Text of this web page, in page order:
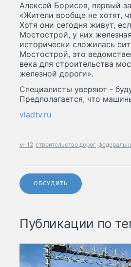
Алексей Борисов, первый
«Жители вообще не хотят,
Хотя они сегодня живут,
Мостострой, у них
исторически сложилась
Мостострой, это
века для строительства
железной дороги».
Специалисты уверяют -
Предполагается, что
vladtv.ru
м-12 строительство дорог
ОБСУДИТЬ
Публикации по